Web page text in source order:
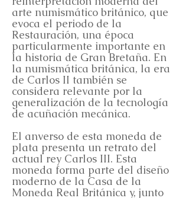
arte numismático británico, que
evoca el periodo de la
Restauración, una época
particularmente importante en
la historia de Gran Bretaña. En
la numismática británica, la era
de Carlos II también se
considera relevante por la
generalización de la tecnología
de acuñación mecánica.
El anverso de esta moneda de
plata presenta un retrato del
actual rey Carlos III. Esta
moneda forma parte del diseño
moderno de la Casa de la
Moneda Real Británica y, junto